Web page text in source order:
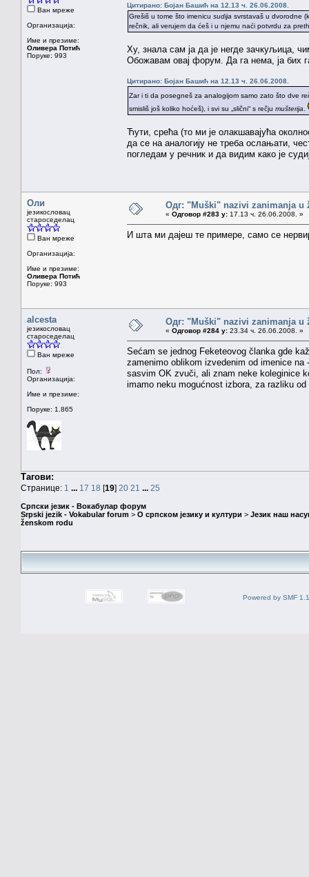
Ван мреже
Организација:
Име и презиме:
Оливера Потић
Поруке: 993
Цитирано: Бојан Башић на 12.13 ч. 26.06.2008.
Grešiš u tome što imenicu sudija svrstavaš u dvorodne
rečnik, ali verujem da ćeš i u njemu naći potvrdu za
Ху, знала сам ја да је негде зачкуљица,
Обожавам овај форум. Да га нема, ја бих
Цитирано: Бојан Башић на 12.13 ч. 26.06.2008.
Zar i ti da posegneš za analogijom samo zato što dve
smisliš još koliko hoćeš), i svi su „slični“ s rečju mušterija
Ћути, срећа (то ми је олакшавајућа
да се на аналогију не треба ослањати,
погледам у речник и да видим како је
Оли
језикословац
староседелац
Ван мреже
Организација:
Име и презиме:
Оливера Потић
Поруке: 993
Одг: "Muški" nazivi zanimanja u
« Одговор #283 у: 17.13 ч. 26.06.2008. »
И шта ми дајеш те примере, само се
alcesta
језикословац
староседелац
Ван мреже
Пол:
Организација:
Име и презиме:
Поруке: 1.865
Одг: "Muški" nazivi zanimanja u
« Одговор #284 у: 23.34 ч. 26.06.2008. »
Sećam se jednog Feketeovog članka gde
zamenimo oblikom izvedenim od imenice
sasvim OK zvuči, ali znam neke koleginice
imamo neku mogućnost izbora, za razliku
Тагови:
Странице: 1 ... 17 18 [19] 20 21 ... 25
Српски језик - Вокабулар форум
Srpski jezik - Vokabular forum > О српском језику и култури > Језик наш
ženskom rodu
Powered by SMF